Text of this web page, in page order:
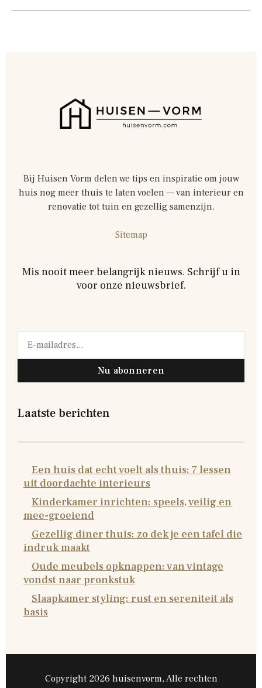
Bij Huisen Vorm delen we tips en inspiratie om jouw
huis nog meer thuis te laten voelen — van interieur en
renovatie tot tuin en gezellig samenzijn.
Sitemap
Mis nooit meer belangrijk nieuws. Schrijf u in
voor onze nieuwsbrief.
Nu abonneren
Laatste berichten
Een huis dat echt voelt als thuis: 7 lessen
uit doordachte interieurs
Kinderkamer inrichten: speels, veilig en
mee-groeiend
Gezellig diner thuis: zo dek je een tafel die
indruk maakt
Oude meubels opknappen: van vintage
vondst naar pronkstuk
Slaapkamer styling: rust en sereniteit als
basis
Copyright 2026 huisenvorm, Alle rechten